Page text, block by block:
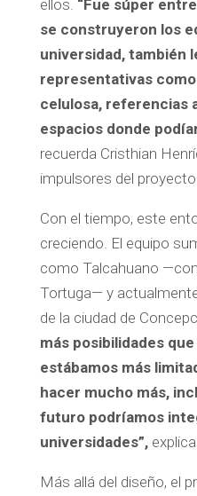
ellos. “Fue súper
se construyeron los
universidad, también
representativas
celulosa, referencias
espacios donde
recuerda Cristhian
impulsores del proyecto.
Con el tiempo, este
creciendo. El equipo
como Talcahuano
Tortuga— y
de la ciudad de
más posibilidades
estábamos más
hacer mucho más,
futuro podríamos
universidades”, explica.
Más allá del diseño, el